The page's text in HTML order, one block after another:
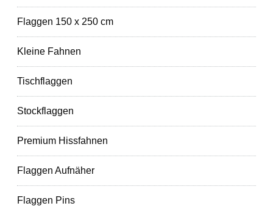
Flaggen 150 x 250 cm
Kleine Fahnen
Tischflaggen
Stockflaggen
Premium Hissfahnen
Flaggen Aufnäher
Flaggen Pins